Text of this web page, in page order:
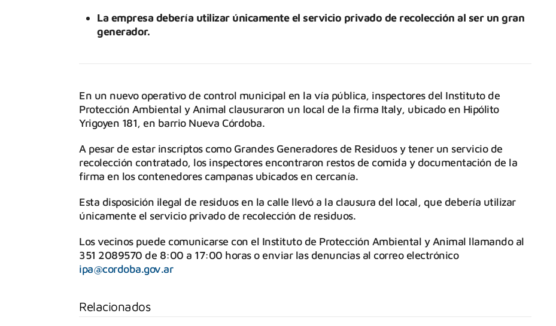
La empresa debería utilizar únicamente el servicio privado de recolección al ser un gran
generador.
En un nuevo operativo de control municipal en la vía pública, inspectores del Instituto de
Protección Ambiental y Animal clausuraron un local de la firma Italy, ubicado en Hipólito
Yrigoyen 181, en barrio Nueva Córdoba.
A pesar de estar inscriptos como Grandes Generadores de Residuos y tener un servicio de
recolección contratado, los inspectores encontraron restos de comida y documentación de la
firma en los contenedores campanas ubicados en cercanía.
Esta disposición ilegal de residuos en la calle llevó a la clausura del local, que debería utilizar
únicamente el servicio privado de recolección de residuos.
Los vecinos puede comunicarse con el Instituto de Protección Ambiental y Animal llamando al
351 2089570 de 8:00 a 17:00 horas o enviar las denuncias al correo electrónico
ipa@cordoba.gov.ar
Relacionados